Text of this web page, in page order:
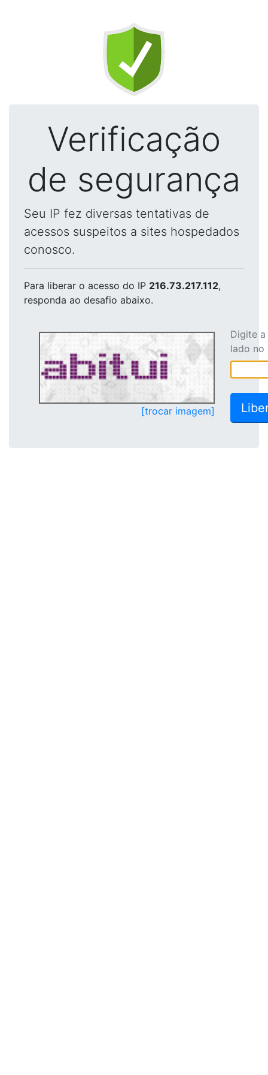
Verificação
de segurança
Seu IP fez diversas tentativas de
acessos suspeitos a sites hospedados
conosco.
Para liberar o acesso do IP 216.73.217.112,
responda ao desafio abaixo.
[trocar imagem]
Digite
lado no